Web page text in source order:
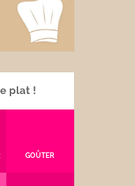
plat !
GOÛTER